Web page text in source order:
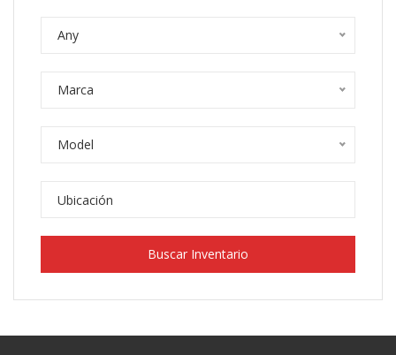
Any
Marca
Model
Buscar Inventario